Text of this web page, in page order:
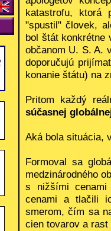
katastrofu, ktorá
"spustil" človek,
bol štát konkrétne
občanom U. S. A.
doporučujú
konanie štátu) na
Pritom každý
súčasnej
Aká bola situácia,
Formoval sa
medzinárodného
s nižšími
cenami a tlačili
smerom, čím sa
cien tovarov a